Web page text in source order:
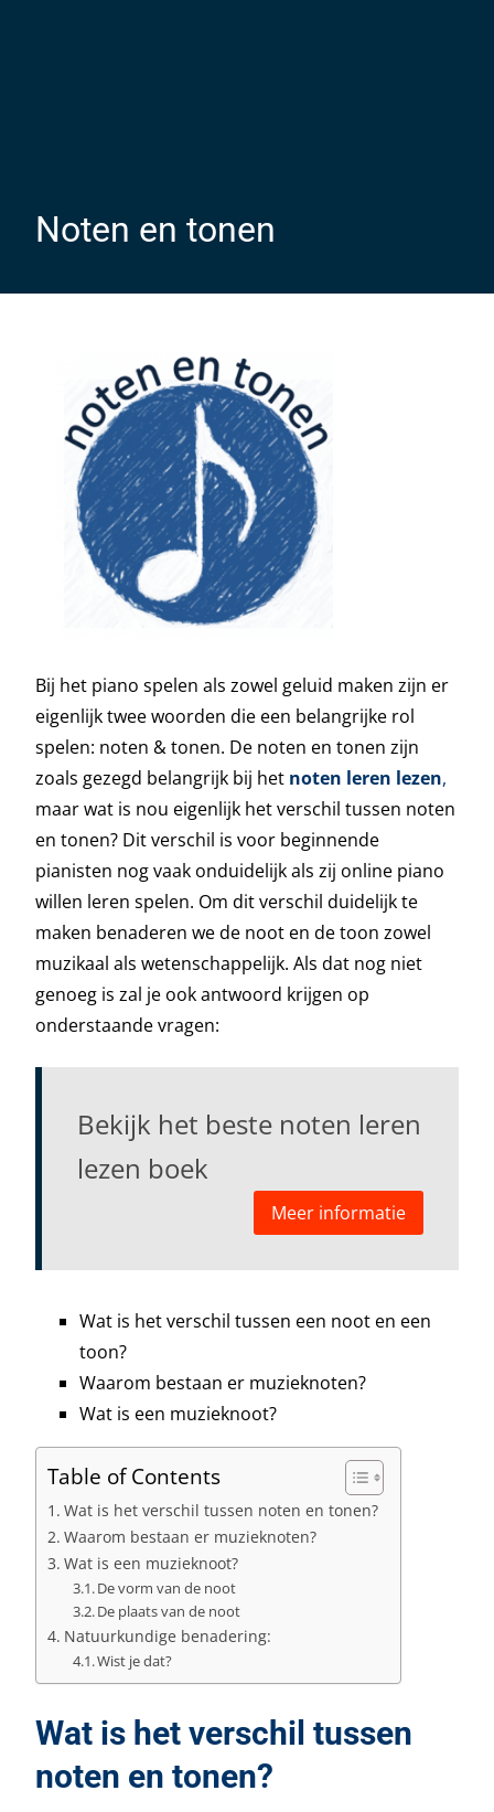
Noten en tonen
Bij het piano spelen als zowel geluid maken zijn er
eigenlijk twee woorden die een belangrijke rol
spelen: noten & tonen. De noten en tonen zijn
zoals gezegd belangrijk bij het noten leren lezen,
maar wat is nou eigenlijk het verschil tussen noten
en tonen? Dit verschil is voor beginnende
pianisten nog vaak onduidelijk als zij online piano
willen leren spelen. Om dit verschil duidelijk te
maken benaderen we de noot en de toon zowel
muzikaal als wetenschappelijk. Als dat nog niet
genoeg is zal je ook antwoord krijgen op
onderstaande vragen:
Bekijk het beste noten leren
lezen boek
Meer informatie
Wat is het verschil tussen een noot en een
toon?
Waarom bestaan er muzieknoten?
Wat is een muzieknoot?
Table of Contents
Wat is het verschil tussen noten en tonen?
Waarom bestaan er muzieknoten?
Wat is een muzieknoot?
De vorm van de noot
De plaats van de noot
Natuurkundige benadering:
Wist je dat?
Wat is het verschil tussen
noten en tonen?